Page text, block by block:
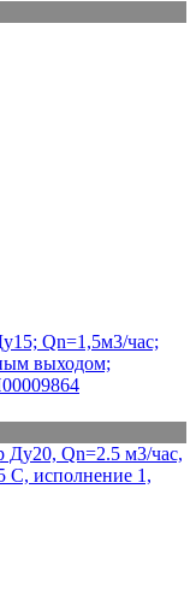
Qn=1,5м3/час;
выходом;